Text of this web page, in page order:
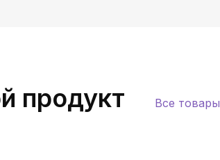
продукт Все товары